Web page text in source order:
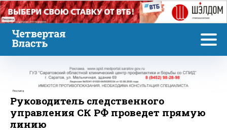
Реклама
Реклама
Руководитель следственного
управления СК РФ проведет прямую
линию